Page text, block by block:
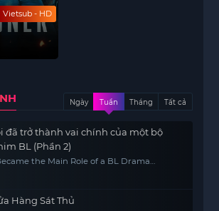
Vietsub - HD
Ngày Tuần Tháng Tất cả
đã trở thành vai chính của một bộ
BL (Phần 2)
the Main Role of a BL Drama
Hàng Sát Thủ